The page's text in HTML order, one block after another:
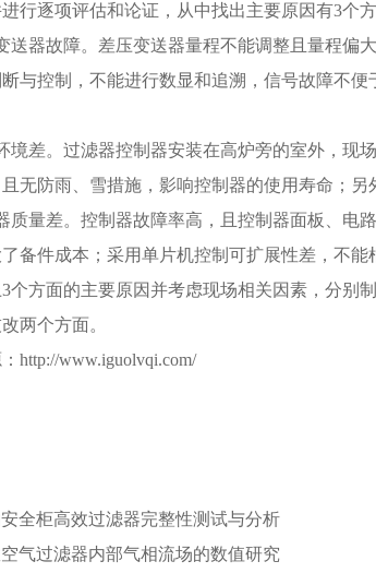
行逐项评估和论证，从中找出主要原因有3个方
送器故障。差压变送器量程不能调整且量程偏
与控制，不能进行数显和追溯，信号故障不
境差。过滤器控制器安装在高炉旁的室外，现
无防雨、雪措施，影响控制器的使用寿命；另
质量差。控制器故障率高，且控制器面板、电
备件成本；采用单片机控制可扩展性差，不能
个方面的主要原因并考虑现场相关因素，分别
两个方面。
http://www.iguolvqi.com/
安全柜高效过滤器完整性测试与分析
气过滤器内部气相流场的数值研究